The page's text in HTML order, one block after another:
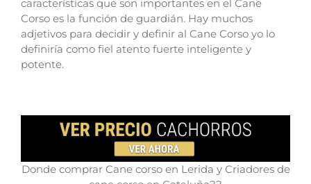
características que son importantes en el Cane
Corso es la función de guardián. Hay muchos
adjetivos para decidir y definir al Cane Corso yo lo
definiría como fiel atento fuerte inteligente y
potente.
Donde comprar Cane corso en Lerida y Criadores de